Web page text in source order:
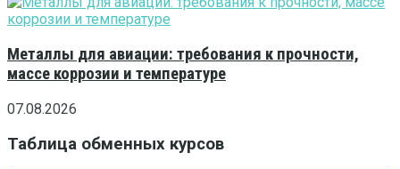
Металлы для авиации: требования к прочности,
массе коррозии и температуре
07.08.2026
Таблица обменных курсов